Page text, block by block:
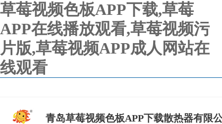
草莓视频色板APP下载,草莓
APP在线播放观看,草莓视频污
片版,草莓视频APP成人网站在
线观看
青岛草莓视频色板APP下载散热器有限